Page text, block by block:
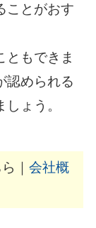
ことがおす
ともできま
認められる
ょう。
｜ 会社概